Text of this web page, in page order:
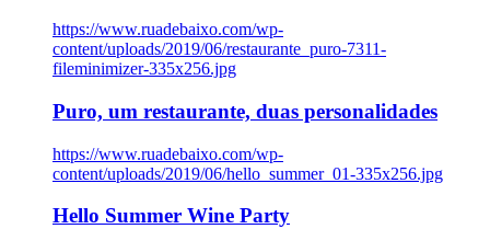
https://www.ruadebaixo.com/wp-
content/uploads/2019/06/restaurante_puro-7311-
fileminimizer-335x256.jpg
Puro, um restaurante, duas personalidades
https://www.ruadebaixo.com/wp-
content/uploads/2019/06/hello_summer_01-335x256.jpg
Hello Summer Wine Party